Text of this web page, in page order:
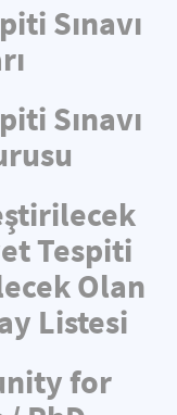
Sınavı
Sınavı
Tespiti
Olan
Listesi
for